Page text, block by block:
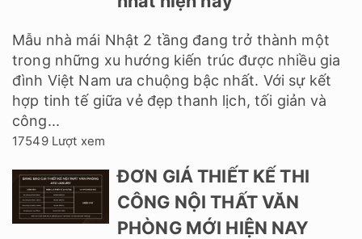
Mẫu nhà mái Nhật 2 tầng đang trở thành một
trong những xu hướng kiến trúc được nhiều gia
đình Việt Nam ưa chuộng bậc nhất. Với sự kết
hợp tinh tế giữa vẻ đẹp thanh lịch, tối giản và
công...
17549 Lượt xem
ĐƠN GIÁ THIẾT KẾ THI
CÔNG NỘI THẤT VĂN
PHÒNG MỚI HIỆN NAY